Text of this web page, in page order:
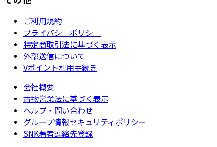
ご利用規約
プライバシーポリシー
特定商取引法に基づく表示
外部送信について
Vポイント利用手続き
会社概要
古物営業法に基づく表示
ヘルプ・問い合わせ
グループ情報セキュリティポリシー
SNK著者連絡先登録